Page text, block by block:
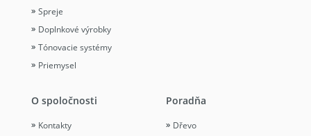
Spreje
Doplnkové výrobky
Tónovacie systémy
Priemysel
O spoločnosti
Kontakty
Poradňa
Dřevo